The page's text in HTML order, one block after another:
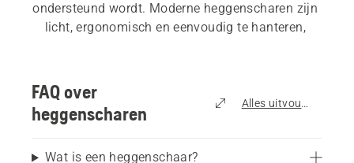
ondersteund wordt. Moderne heggenscharen zijn
licht, ergonomisch en eenvoudig te hanteren,
Heggenscharen zijn geschikt voor:
FAQ over
heggenscharen
Alles uitvouwen
Wat is een heggenschaar?